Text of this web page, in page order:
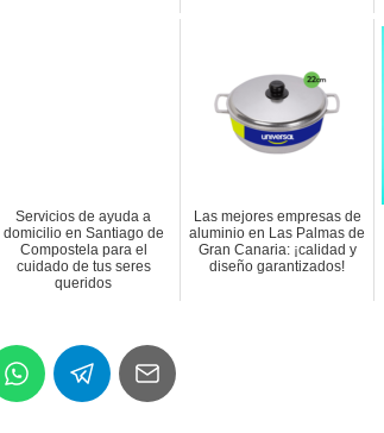
Servicios de ayuda a
domicilio en Santiago de
Compostela para el
cuidado de tus seres
queridos
Las mejores empresas de
aluminio en Las Palmas de
Gran Canaria: ¡calidad y
diseño garantizados!